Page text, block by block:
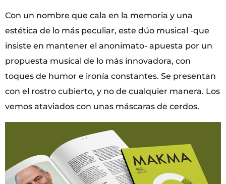
Con un nombre que cala en la memoria y una
estética de lo más peculiar, este dúo musical -que
insiste en mantener el anonimato- apuesta por un
propuesta musical de lo más innovadora, con
toques de humor e ironía constantes. Se presentan
con el rostro cubierto, y no de cualquier manera. Los
vemos ataviados con unas máscaras de cerdos.